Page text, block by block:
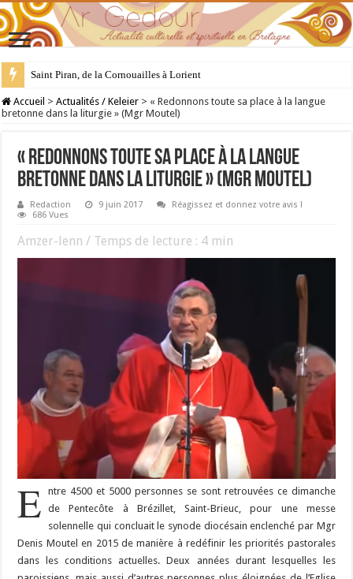
28 juillet : Saint Samson de Dol, père de la Bretagne chrétienne
Accueil > Actualités / Keleier > « Redonnons toute sa place à la langue
bretonne dans la liturgie » (Mgr Moutel)
« Redonnons toute sa place à la langue
bretonne dans la liturgie » (Mgr Moutel)
Redaction 9 juin 2017
Réagissez et donnez votre avis !
686 Vues
Amzer-lenn / Temps de lecture : 4 min
E
ntre 4500 et 5000 personnes se sont retrouvées ce dimanche
de Pentecôte à Brézillet, Saint-Brieuc, pour une messe
solennelle qui concluait le synode diocésain enclenché par Mgr
Denis Moutel en 2015 de manière à redéfinir les priorités pastorales
dans les conditions actuelles. Deux années durant lesquelles les